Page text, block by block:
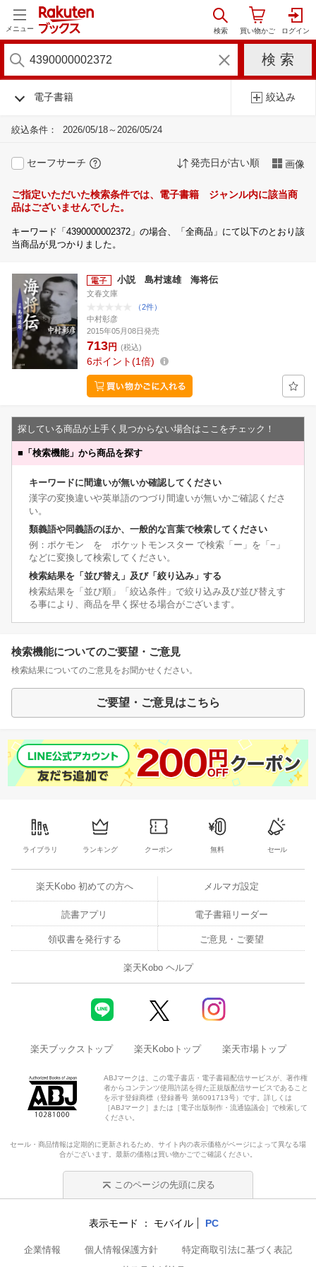
メニュー
電子書籍 絞込み
絞込条件： 2026/05/18～2026/05/24
セーフサーチ 発売日が古い順 画像
ご指定いただいた検索条件では、電子書籍 ジャンル内に該当商
品はございませんでした。
キーワード「4390000002372」の場合、「全商品」にて以下のとおり該
当商品が見つかりました。
小説 島村速雄 海将伝
文春文庫
（2件）
中村彰彦
2015年05月08日発売
713円 (税込)
6ポイント 1倍
探している商品が上手く見つからない場合はここをチェック！
■ 「検索機能」から商品を探す
キーワードに間違いが無いか確認してください
漢字の変換違いや英単語のつづり間違いが無いかご確認くださ
い。
類義語や同義語のほか、一般的な言葉で検索してください
例：ポケモン を ポケットモンスター で検索「ー」を「−」
などに変換して検索してください。
検索結果を「並び替え」及び「絞り込み」する
検索結果を「並び順」「絞込条件」で絞り込み及び並び替えす
る事により、商品を早く探せる場合がございます。
検索機能についてのご要望・ご意見
検索結果についてのご意見をお聞かせください。
ご要望・ご意見はこちら
ライブラリ ランキング クーポン 無料 セール
楽天Kobo 初めての方へ メルマガ設定
読書アプリ 電子書籍リーダー
領収書を発行する ご意見・ご要望
楽天Kobo ヘルプ
楽天ブックストップ 楽天Koboトップ 楽天市場トップ
ABJマークは、この電子書店・電子書籍配信サービスが、著作権
者からコンテンツ使用許諾を得た正規版配信サービスであること
を示す登録商標（登録番号 第6091713号）です。詳しくは
［ABJマーク］または［電子出版制作・流通協議会］で検索して
ください。
セール・商品情報は定期的に更新されるため、サイト内の表示価格がページによって異なる場
合がございます。最新の価格は買い物かごでご確認ください。
このページの先頭に戻る
表示モード モバイル PC
企業情報 個人情報保護方針
特定商取引法に基づく表記